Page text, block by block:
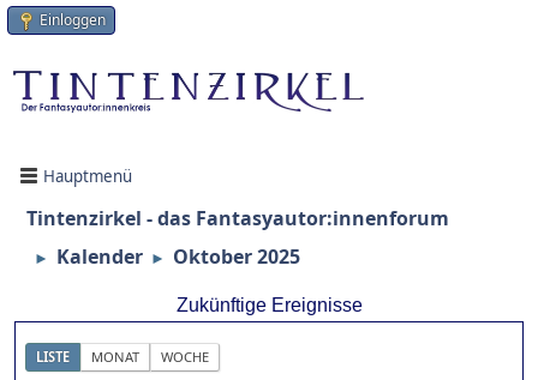
Einloggen
Hauptmenü
Tintenzirkel - das Fantasyautor:innenforum
► Kalender ► Oktober 2025
Zukünftige Ereignisse
LISTE MONAT WOCHE